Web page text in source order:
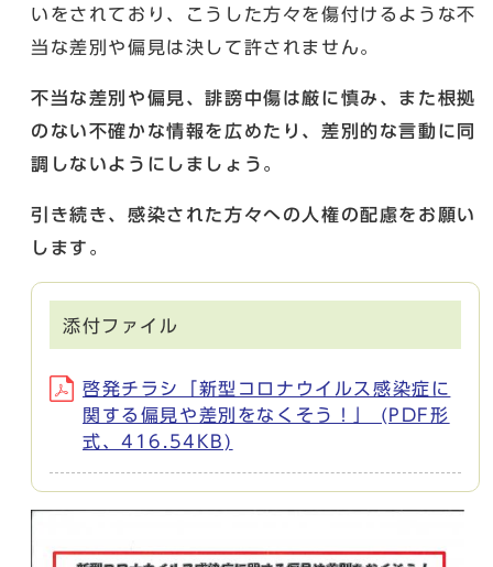
いをされており、こうした方々を傷付けるような不
当な差別や偏見は決して許されません。
不当な差別や偏見、誹謗中傷は厳に慎み、また根拠
のない不確かな情報を広めたり、差別的な言動に同
調しないようにしましょう。
引き続き、感染された方々への人権の配慮をお願い
します。
添付ファイル
啓発チラシ「新型コロナウイルス感染症に
関する偏見や差別をなくそう！」 (PDF形
式、416.54KB)